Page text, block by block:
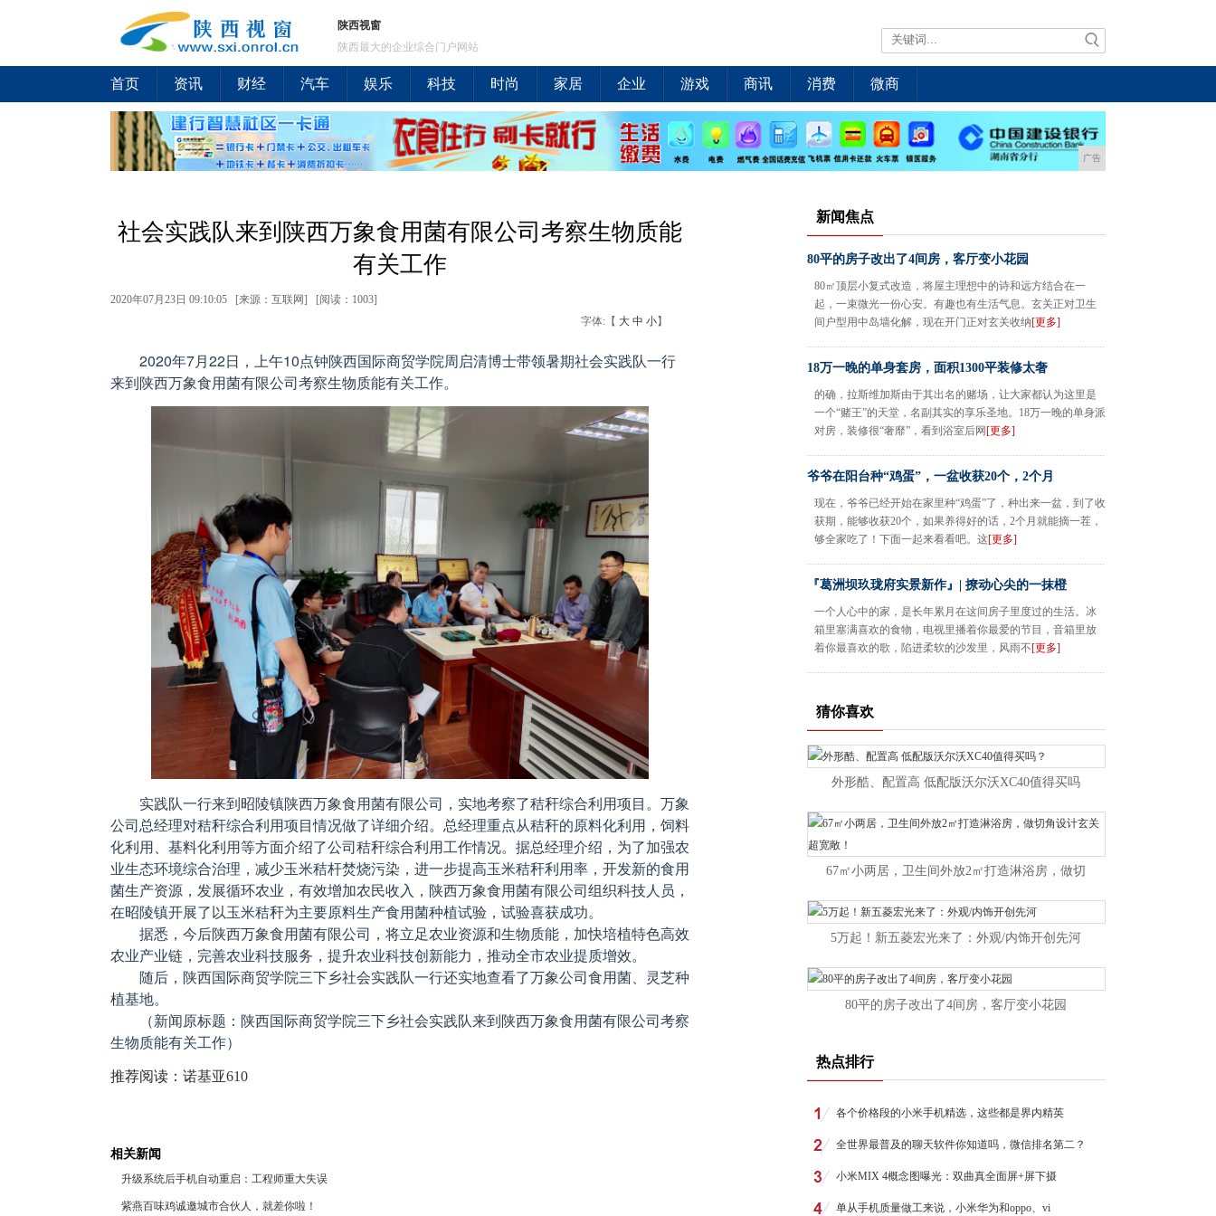
陕西视窗
陕西最大的企业综合门户网站
首页 资讯 财经 汽车 娱乐 科技 时尚 家居 企业 游戏 商讯 消费 微商
广告
社会实践队来到陕西万象食用菌有限公司考察生物质能
有关工作
2020年07月23日 09:10:05 [来源：互联网] [阅读：1003]
字体:【 大 中 小】
2020年7月22日，上午10点钟陕西国际商贸学院周启清博士带领暑期社会实践队一行
来到陕西万象食用菌有限公司考察生物质能有关工作。
实践队一行来到昭陵镇陕西万象食用菌有限公司，实地考察了秸秆综合利用项目。万象
公司总经理对秸秆综合利用项目情况做了详细介绍。总经理重点从秸秆的原料化利用，饲料
化利用、基料化利用等方面介绍了公司秸秆综合利用工作情况。据总经理介绍，为了加强农
业生态环境综合治理，减少玉米秸杆焚烧污染，进一步提高玉米秸秆利用率，开发新的食用
菌生产资源，发展循环农业，有效增加农民收入，陕西万象食用菌有限公司组织科技人员，
在昭陵镇开展了以玉米秸秆为主要原料生产食用菌种植试验，试验喜获成功。
据悉，今后陕西万象食用菌有限公司，将立足农业资源和生物质能，加快培植特色高效
农业产业链，完善农业科技服务，提升农业科技创新能力，推动全市农业提质增效。
随后，陕西国际商贸学院三下乡社会实践队一行还实地查看了万象公司食用菌、灵芝种
植基地。
（新闻原标题：陕西国际商贸学院三下乡社会实践队来到陕西万象食用菌有限公司考察
生物质能有关工作）
推荐阅读： 诺基亚610
相关新闻
升级系统后手机自动重启：工程师重大失误
紫燕百味鸡诚邀城市合伙人，就差你啦！
新闻焦点
80平的房子改出了4间房，客厅变小花园
80㎡顶层小复式改造，将屋主理想中的诗和远方结合在一
起，一束微光一份心安。有趣也有生活气息。玄关正对卫生
间户型用中岛墙化解，现在开门正对玄关收纳[更多]
18万一晚的单身套房，面积1300平装修太奢
的确，拉斯维加斯由于其出名的赌场，让大家都认为这里是
一个“赌王”的天堂，名副其实的享乐圣地。18万一晚的单身派
对房，装修很“奢靡”，看到浴室后网 [更多]
爷爷在阳台种“鸡蛋”，一盆收获20个，2个月
现在，爷爷已经开始在家里种“鸡蛋”了，种出来一盆，到了收
获期，能够收获20个，如果养得好的话，2个月就能摘一茬，
够全家吃了！下面一起来看看吧。这[更多]
『葛洲坝玖珑府实景新作』| 撩动心尖的一抹橙
一个人心中的家，是长年累月在这间房子里度过的生活。冰
箱里塞满喜欢的食物，电视里播着你最爱的节目，音箱里放
着你最喜欢的歌，陷进柔软的沙发里，风雨不[更多]
猜你喜欢
外形酷、配置高 低配版沃尔沃XC40值得买吗
67㎡小两居，卫生间外放2㎡打造淋浴房，做切
5万起！新五菱宏光来了：外观/内饰开创先河
80平的房子改出了4间房，客厅变小花园
热点排行
各个价格段的小米手机精选，这些都是界内精英
全世界最普及的聊天软件你知道吗，微信排名第二？
小米MIX 4概念图曝光：双曲真全面屏+屏下摄
单从手机质量做工来说，小米华为和oppo、vi